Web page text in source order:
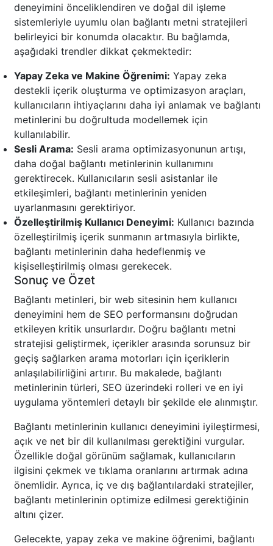
deneyimini önceliklendiren ve doğal dil işleme
sistemleriyle uyumlu olan bağlantı metni stratejileri
belirleyici bir konumda olacaktır. Bu bağlamda,
aşağıdaki trendler dikkat çekmektedir:
Yapay Zeka ve Makine Öğrenimi: Yapay zeka
destekli içerik oluşturma ve optimizasyon araçları,
kullanıcıların ihtiyaçlarını daha iyi anlamak ve bağlantı
metinlerini bu doğrultuda modellemek için
kullanılabilir.
Sesli Arama: Sesli arama optimizasyonunun artışı,
daha doğal bağlantı metinlerinin kullanımını
gerektirecek. Kullanıcıların sesli asistanlar ile
etkileşimleri, bağlantı metinlerinin yeniden
uyarlanmasını gerektiriyor.
Özelleştirilmiş Kullanıcı Deneyimi: Kullanıcı bazında
özelleştirilmiş içerik sunmanın artmasıyla birlikte,
bağlantı metinlerinin daha hedeflenmiş ve
kişiselleştirilmiş olması gerekecek.
Sonuç ve Özet
Bağlantı metinleri, bir web sitesinin hem kullanıcı
deneyimini hem de SEO performansını doğrudan
etkileyen kritik unsurlardır. Doğru bağlantı metni
stratejisi geliştirmek, içerikler arasında sorunsuz bir
geçiş sağlarken arama motorları için içeriklerin
anlaşılabilirliğini artırır. Bu makalede, bağlantı
metinlerinin türleri, SEO üzerindeki rolleri ve en iyi
uygulama yöntemleri detaylı bir şekilde ele alınmıştır.
Bağlantı metinlerinin kullanıcı deneyimini iyileştirmesi,
açık ve net bir dil kullanılması gerektiğini vurgular.
Özellikle doğal görünüm sağlamak, kullanıcıların
ilgisini çekmek ve tıklama oranlarını artırmak adına
önemlidir. Ayrıca, iç ve dış bağlantılardaki stratejiler,
bağlantı metinlerinin optimize edilmesi gerektiğinin
altını çizer.
Gelecekte, yapay zeka ve makine öğrenimi, bağlantı